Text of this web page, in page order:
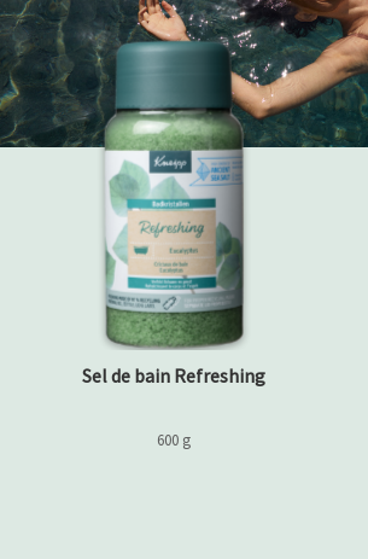
Sel de bain Refreshing
600 g